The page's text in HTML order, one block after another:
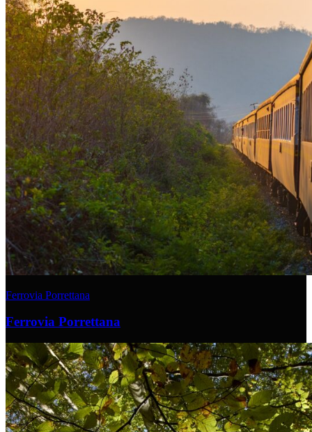
Ferrovia Porrettana
Ferrovia Porrettana